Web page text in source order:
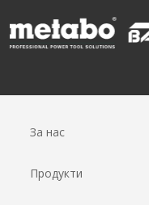
За нас
Продукти